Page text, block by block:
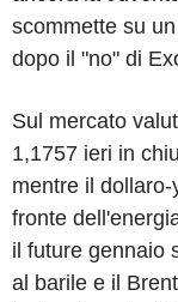
scommette su
dopo il "no" di
Sul mercato
1,1757 ieri in
mentre il
fronte
il future gennaio
al barile e il